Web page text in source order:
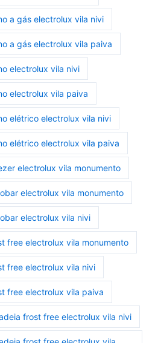
a gás electrolux vila nivi
a gás electrolux vila paiva
electrolux vila nivi
electrolux vila paiva
elétrico electrolux vila nivi
elétrico electrolux vila paiva
electrolux vila monumento
electrolux vila monumento
electrolux vila nivi
free electrolux vila monumento
free electrolux vila nivi
free electrolux vila paiva
frost free electrolux vila nivi